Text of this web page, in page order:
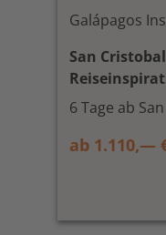
Galápagos
San
6 Tage ab
ab 1.110,—